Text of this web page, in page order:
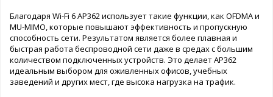
Благодаря Wi-Fi 6 AP362 использует такие функции, как OFDMA и
MU-MIMO, которые повышают эффективность и пропускную
способность сети. Результатом является более плавная и
быстрая работа беспроводной сети даже в средах с большим
количеством подключенных устройств. Это делает AP362
идеальным выбором для оживленных офисов, учебных
заведений и других мест, где высока нагрузка на трафик.